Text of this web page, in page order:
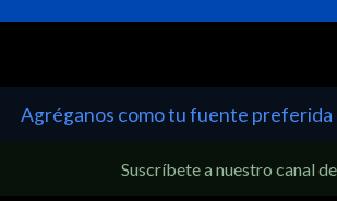
Agréganos como tu fuente preferida
Suscríbete a nuestro canal de